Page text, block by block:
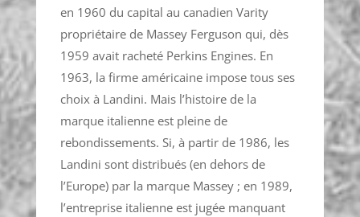
en 1960 du capital au canadien Varity
propriétaire de Massey Ferguson qui, dès
1959 avait racheté Perkins Engines. En
1963, la firme américaine impose tous ses
choix à Landini. Mais l’histoire de la
marque italienne est pleine de
rebondissements. Si, à partir de 1986, les
Landini sont distribués (en dehors de
l’Europe) par la marque Massey ; en 1989,
l’entreprise italienne est jugée manquant